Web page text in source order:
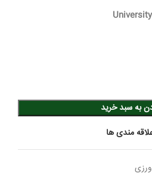
تومان29,000 تومان.
به سبد خرید
مندی ها